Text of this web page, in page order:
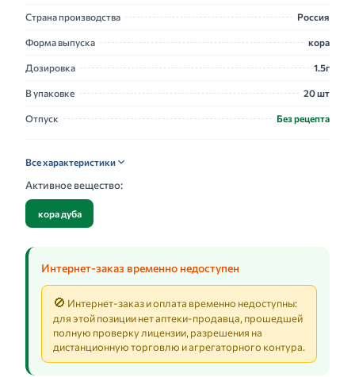
Страна производства Россия
Форма выпуска кора
Дозировка 1.5г
В упаковке 20 шт
Отпуск Без рецепта
Все характеристики
Активное вещество:
кора дуба
Интернет-заказ временно недоступен
🚫 Интернет-заказ и оплата временно недоступны:
для этой позиции нет аптеки-продавца, прошедшей
полную проверку лицензии, разрешения на
дистанционную торговлю и агрегаторного контура.